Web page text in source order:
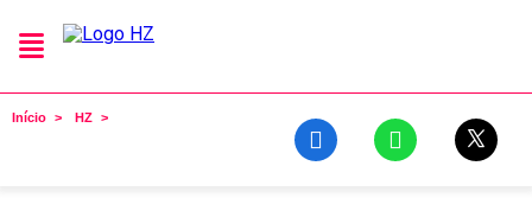
Início HZ